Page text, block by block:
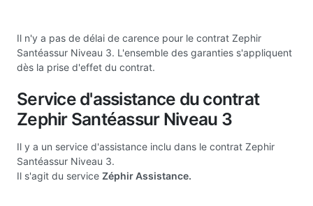
Il n'y a pas de délai de carence pour le contrat Zephir
Santéassur Niveau 3. L'ensemble des garanties s'appliquent
dès la prise d'effet du contrat.
Service d'assistance du contrat
Zephir Santéassur Niveau 3
Il y a un service d'assistance inclu dans le contrat Zephir
Santéassur Niveau 3.
Il s'agit du service Zéphir Assistance.